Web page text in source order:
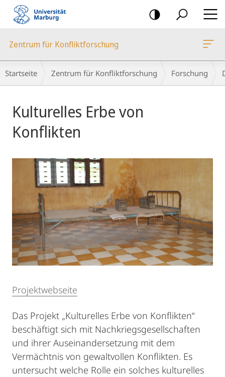
Mobile-
Navigation
Zentrum für Konfliktforschung
Breadcrumb-
Navigation
Startseite Zentrum für Konfliktforschung Forschung
Kulturelles Erbe von
Konflikten
Projektwebseite
Das Projekt „Kulturelles Erbe von Konflikten“
beschäftigt sich mit Nachkriegsgesellschaften
und ihrer Auseinandersetzung mit dem
Vermächtnis von gewaltvollen Konflikten. Es
untersucht welche Rolle ein solches kulturelles